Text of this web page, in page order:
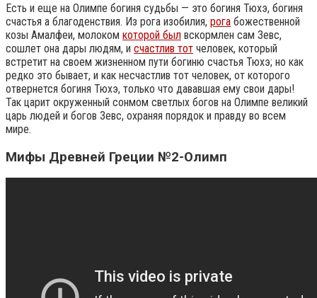
Есть и еще на Олимпе богиня судьбы — это богиня Тюхэ, богиня
счастья а благоденствия. Из рога изобилия, рога божественной
козы Амалфеи, молоком которой был вскормлен сам Зевс,
сошлет она дары людям, и счастлив тот человек, который
встретит на своем жизненном пути богиню счастья Тюхэ; но как
редко это бывает, и как несчастлив тот человек, от которого
отвернется богиня Тюхэ, только что дававшая ему свои дары!
Так царит окруженный сонмом светлых богов на Олимпе великий
царь людей и богов Зевс, охраняя порядок и правду во всем
мире.
Мифы Древней Греции №2-Олимп